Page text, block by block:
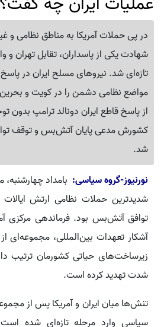
در پی حملات آمریکا به مناطق نظامی و
شهادت یکی از پاسداران، تقابل تهران و
تازه‌ای شد. نیروهای مسلح ایران در پاسخ
مواضع نظامی دشمن را در کویت و
از پاسخ قاطع ایران دونالد ترامپ بدون
کشورش مدعی پایان آتش‌بس و توقف
شد.
نورنیوز-گروه سیاسی: بامداد
شدیدترین حملات نظامی ارتش
توافق آتش‌بس بود. فرماندهی مرکزی
آشکار تعهدات بین‌المللی، مجموعه‌ای
زیرساخت‌های حیاتی کشورمان ترتیب
شدت تهدید کرده است.
تنش‌ها میان ایران و آمریکا پس از
سیاسی وارد مرحله تازه‌ای شده